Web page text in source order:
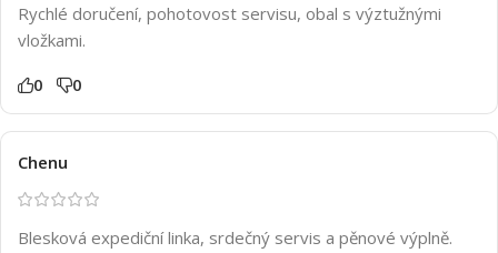
Rychlé doručení, pohotovost servisu, obal s výztužnými
vložkami.
0 0
Chenu
Blesková expediční linka, srdečný servis a pěnové výplně.